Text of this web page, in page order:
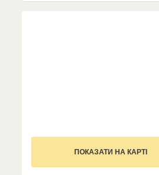
ПОКАЗАТИ НА КАРТІ